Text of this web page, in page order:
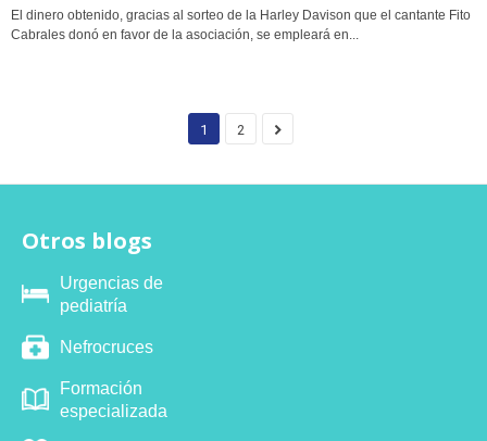
El dinero obtenido, gracias al sorteo de la Harley Davison que el cantante Fito
Cabrales donó en favor de la asociación, se empleará en...
1 2
Otros blogs
Urgencias de
pediatría
Nefrocruces
Formación
especializada